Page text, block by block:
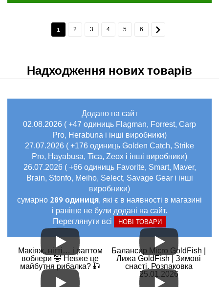
1 2 3 4 5 6
Надходження нових товарів
Додано на сайт
02.08.2026 ( +47 одиниць Flagman, Forrest, Carp
Pro, Herabuna і інші виробники)
27.07.2026 ( +176 одиниць Golden Catch, Strike
Pro, Hayabusa, Tica, Zeox і інші виробники)
26.07.2026 ( +66 одиниць Favorite, Smart, Maver,
Brain, Stonfo, Meiho, Select, Savage Gear і інші
виробники)
сумарно 289 одиниця, які є в наявності в магазині
і раніше не були додані на сайт.
Переглянути всі
НОВІ ТОВАРИ
Макіяж, нігті… і раптом
воблери 🤣 Невже це
майбутня рибалка? 🎣
Балансир Micro GoldFish |
Лижа GoldFish | Зимові
снасті. Розпаковка
25.01.2026